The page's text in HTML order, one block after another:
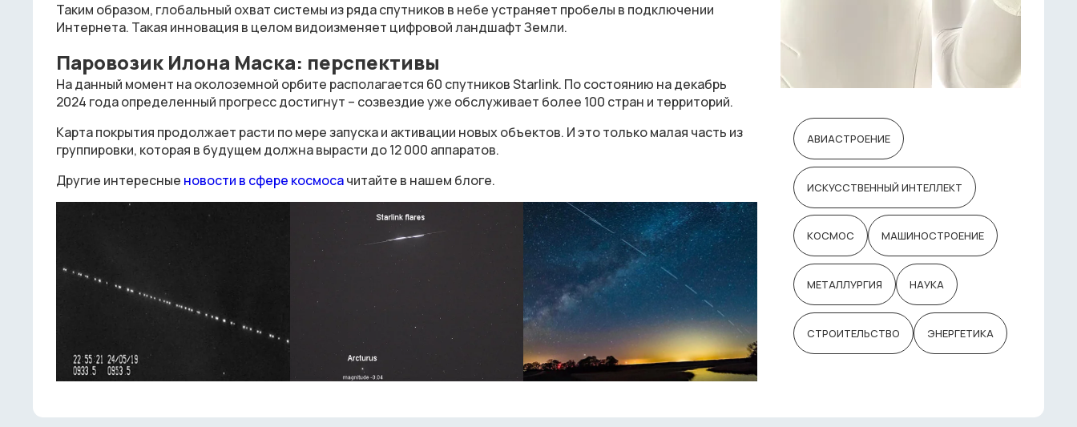
Таким образом, глобальный охват системы из ряда спутников в небе устраняет пробелы в подключении
Интернета. Такая инновация в целом видоизменяет цифровой ландшафт Земли.
Паровозик Илона Маска: перспективы
На данный момент на околоземной орбите располагается 60 спутников Starlink. По состоянию на декабрь
2024 года определенный прогресс достигнут – созвездие уже обслуживает более 100 стран и территорий.
Карта покрытия продолжает расти по мере запуска и активации новых объектов. И это только малая часть из
группировки, которая в будущем должна вырасти до 12 000 аппаратов.
Другие интересные новости в сфере космосачитайте в нашем блоге.
АВИАСТРОЕНИЕ
ИСКУССТВЕННЫЙ ИНТЕЛЛЕКТ
КОСМОС МАШИНОСТРОЕНИЕ
МЕТАЛЛУРГИЯ НАУКА
СТРОИТЕЛЬСТВО ЭНЕРГЕТИКА